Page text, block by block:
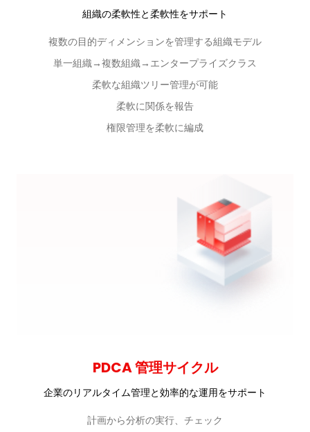
組織の柔軟性と柔軟性をサポート
複数の目的ディメンションを管理する組織モデル
単一組織→複数組織→エンタープライズクラス
柔軟な組織ツリー管理が可能
柔軟に関係を報告
権限管理を柔軟に編成
PDCA 管理サイクル
企業のリアルタイム管理と効率的な運用をサポート
計画から分析の実行、チェック